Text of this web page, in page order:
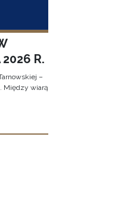
2026 R.
–
Między wiarą